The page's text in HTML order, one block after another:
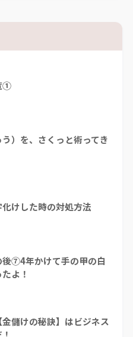
①
）を、さくっと術ってき
けした時の対処方法
後⑦4年かけて手の甲の白
よ！
儲けの秘訣】はビジネス